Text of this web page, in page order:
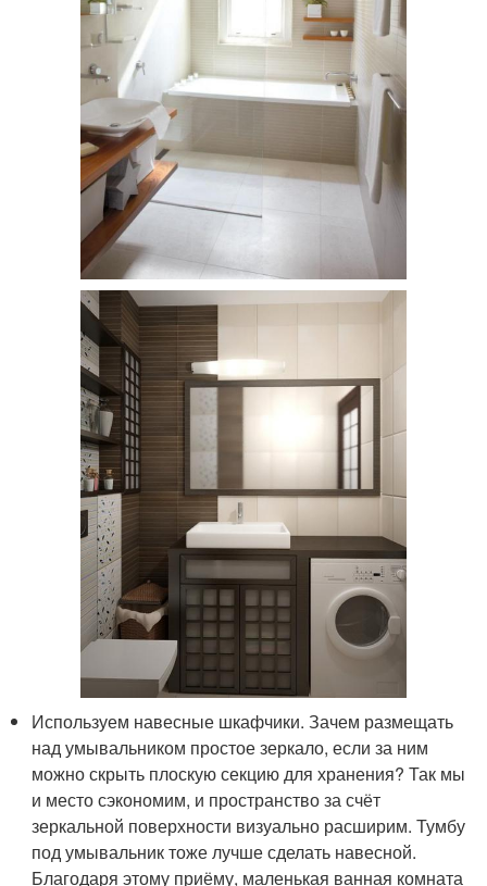
Используем навесные шкафчики. Зачем размещать
над умывальником простое зеркало, если за ним
можно скрыть плоскую секцию для хранения? Так мы
и место сэкономим, и пространство за счёт
зеркальной поверхности визуально расширим. Тумбу
под умывальник тоже лучше сделать навесной.
Благодаря этому приёму, маленькая ванная комната